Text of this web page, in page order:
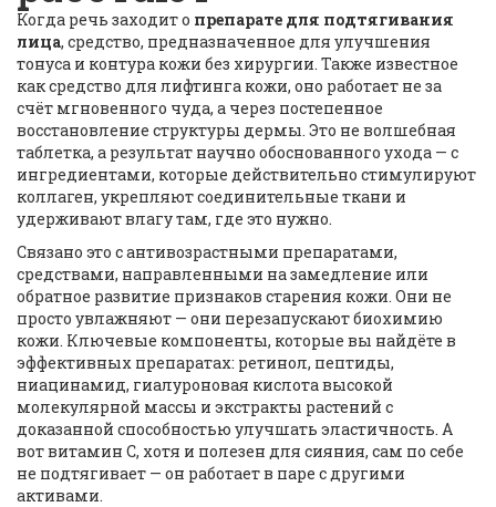
Когда речь заходит о препарате для подтягивания
лица, средство, предназначенное для улучшения
тонуса и контура кожи без хирургии. Также известное
каксредство для лифтинга кожи, оно работает не за
счёт мгновенного чуда, а через постепенное
восстановление структуры дермы. Это не волшебная
таблетка, а результат научно обоснованного ухода — с
ингредиентами, которые действительно стимулируют
коллаген, укрепляют соединительные ткани и
удерживают влагу там, где это нужно.
Связано это сантивозрастными препаратами,
средствами, направленными на замедление или
обратное развитие признаков старения кожи. Они не
просто увлажняют — они перезапускают биохимию
кожи. Ключевые компоненты, которые вы найдёте в
эффективных препаратах: ретинол, пептиды,
ниацинамид, гиалуроновая кислота высокой
молекулярной массы и экстракты растений с
доказанной способностью улучшать эластичность. А
вот витамин С, хотя и полезен для сияния, сам по себе
не подтягивает — он работает в паре с другими
активами.